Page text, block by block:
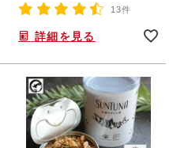
13件
詳細を見る